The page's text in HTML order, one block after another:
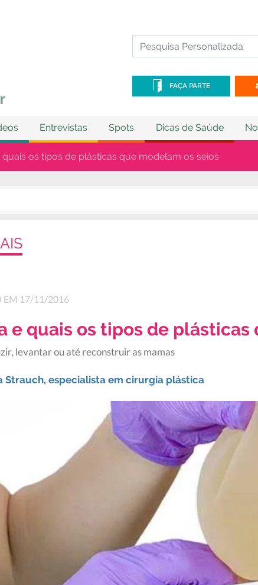
FAÇA PARTE
Entrevistas Spots Dicas de Saúde
os tipos de plásticas que modelam os seios
EM 17/11/2016
e quais os tipos de plásticas
levantar ou até reconstruir as mamas
Strauch, especialista em cirurgia plástica